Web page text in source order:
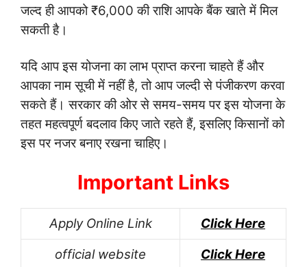
जल्द ही आपको ₹6,000 की राशि आपके बैंक खाते में मिल
सकती है।
यदि आप इस योजना का लाभ प्राप्त करना चाहते हैं और
आपका नाम सूची में नहीं है, तो आप जल्दी से पंजीकरण करवा
सकते हैं। सरकार की ओर से समय-समय पर इस योजना के
तहत महत्वपूर्ण बदलाव किए जाते रहते हैं, इसलिए किसानों को
इस पर नजर बनाए रखना चाहिए।
Important Links
Apply Online Link
Click Here
official website
Click Here